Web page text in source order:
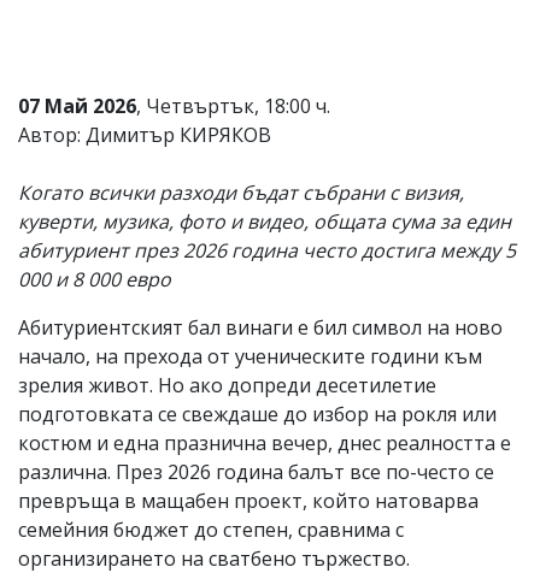
въвеждат
от
редакцията
не
носи
отговорност
за
Ако
откриете
за
вас
коментар,
сигнализирайте
ни!
07 Май 2026, Четвъртък, 18:00 ч.
Автор: Димитър КИРЯКОВ
Когато всички разходи бъдат събрани с визия,
куверти, музика, фото и видео, общата сума за един
абитуриент през 2026 година често достига между 5
000 и 8 000 евро
Абитуриентският бал винаги е бил символ на ново
начало, на прехода от ученическите години към
зрелия живот. Но ако допреди десетилетие
подготовката се свеждаше до избор на рокля или
костюм и една празнична вечер, днес реалността е
различна. През 2026 година балът все по-често се
превръща в мащабен проект, който натоварва
семейния бюджет до степен, сравнима с
организирането на сватбено тържество.